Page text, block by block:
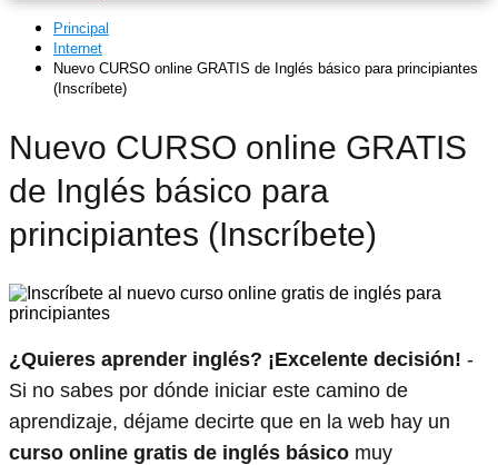
Principal
Internet
Nuevo CURSO online GRATIS de Inglés básico para principiantes
(Inscríbete)
Nuevo CURSO online GRATIS
de Inglés básico para
principiantes (Inscríbete)
¿Quieres aprender inglés? ¡Excelente decisión! -
Si no sabes por dónde iniciar este camino de
aprendizaje, déjame decirte que en la web hay un
curso online gratis de inglés básico muy